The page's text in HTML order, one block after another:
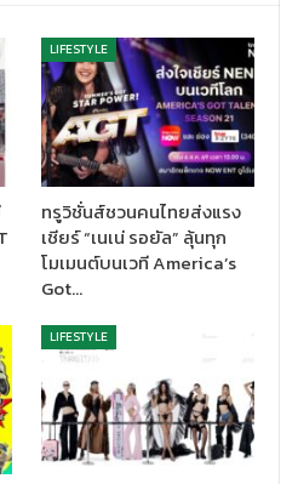
นบ้าน ในคอนเซ็ปต์ Smart Home
ถทดลองฟังก์ชันการใช้งานของ
แนะนำอย่างใกล้ชิด ซึ่งจะช่วยให้
องการที่สุด นอกจากนี้ยังได้คัดสรร
อเท็ม และสินค้าคอลเลคชั่นล่าสุดมา
ดยจะเน้นสินค้าที่มีความโดดเด่นทั้ง
สานเทคโนโลยี AI และ IoT เชื่อมต่อ
ไฟฟ้าภายในบ้านได้อย่างสมบูรณ์
รัล ชิดลม โฉมใหม่นี้ จะสามารถเติม
นด้านสินค้าและการบริการอย่าง
LIFESTYLE
ทรูวิชั่นส์ชวนคนไทยส่งแรง
เชียร์ “เนเน่ รอยัล” ลุ้นทุก
โมเมนต์บนเวที America’s
Got…
LIFESTYLE